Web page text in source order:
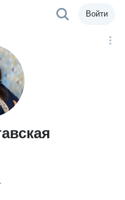
Войти